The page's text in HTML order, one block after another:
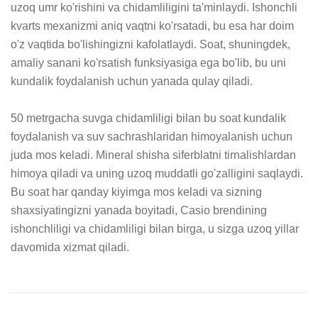
uzoq umr ko'rishini va chidamliligini ta'minlaydi. Ishonchli
kvarts mexanizmi aniq vaqtni ko'rsatadi, bu esa har doim
o'z vaqtida bo'lishingizni kafolatlaydi. Soat, shuningdek,
amaliy sanani ko'rsatish funksiyasiga ega bo'lib, bu uni
kundalik foydalanish uchun yanada qulay qiladi.
50 metrgacha suvga chidamliligi bilan bu soat kundalik
foydalanish va suv sachrashlaridan himoyalanish uchun
juda mos keladi. Mineral shisha siferblatni tirnalishlardan
himoya qiladi va uning uzoq muddatli go'zalligini saqlaydi.
Bu soat har qanday kiyimga mos keladi va sizning
shaxsiyatingizni yanada boyitadi, Casio brendining
ishonchliligi va chidamliligi bilan birga, u sizga uzoq yillar
davomida xizmat qiladi.